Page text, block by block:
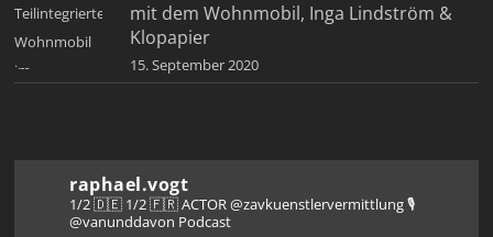
mit dem Wohnmobil, Inga Lindström &
Klopapier
15. September 2020
raphael.vogt
1/2 🇩🇪 1/2 🇫🇷 ACTOR @zavkuenstlervermittlung🎙️
@vanunddavon Podcast